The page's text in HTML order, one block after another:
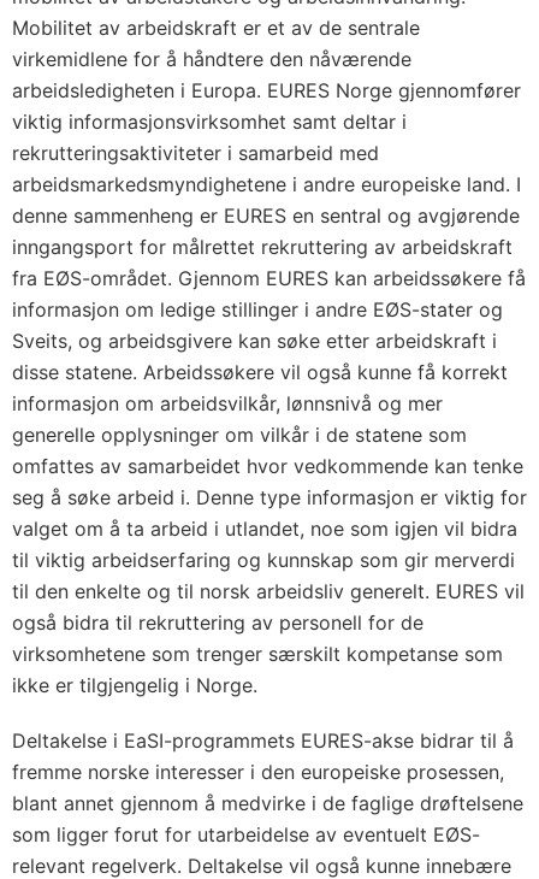
Mobilitet av arbeidskraft er et av de sentrale
virkemidlene for å håndtere den nåværende
arbeidsledigheten i Europa. EURES Norge gjennomfører
viktig informasjonsvirksomhet samt deltar i
rekrutteringsaktiviteter i samarbeid med
arbeidsmarkedsmyndighetene i andre europeiske land. I
denne sammenheng er EURES en sentral og avgjørende
inngangsport for målrettet rekruttering av arbeidskraft
fra EØS-området. Gjennom EURES kan arbeidssøkere få
informasjon om ledige stillinger i andre EØS-stater og
Sveits, og arbeidsgivere kan søke etter arbeidskraft i
disse statene. Arbeidssøkere vil også kunne få korrekt
informasjon om arbeidsvilkår, lønnsnivå og mer
generelle opplysninger om vilkår i de statene som
omfattes av samarbeidet hvor vedkommende kan tenke
seg å søke arbeid i. Denne type informasjon er viktig for
valget om å ta arbeid i utlandet, noe som igjen vil bidra
til viktig arbeidserfaring og kunnskap som gir merverdi
til den enkelte og til norsk arbeidsliv generelt. EURES vil
også bidra til rekruttering av personell for de
virksomhetene som trenger særskilt kompetanse som
ikke er tilgjengelig i Norge.
Deltakelse i EaSI-programmets EURES-akse bidrar til å
fremme norske interesser i den europeiske prosessen,
blant annet gjennom å medvirke i de faglige drøftelsene
som ligger forut for utarbeidelse av eventuelt EØS-
relevant regelverk. Deltakelse vil også kunne innebære